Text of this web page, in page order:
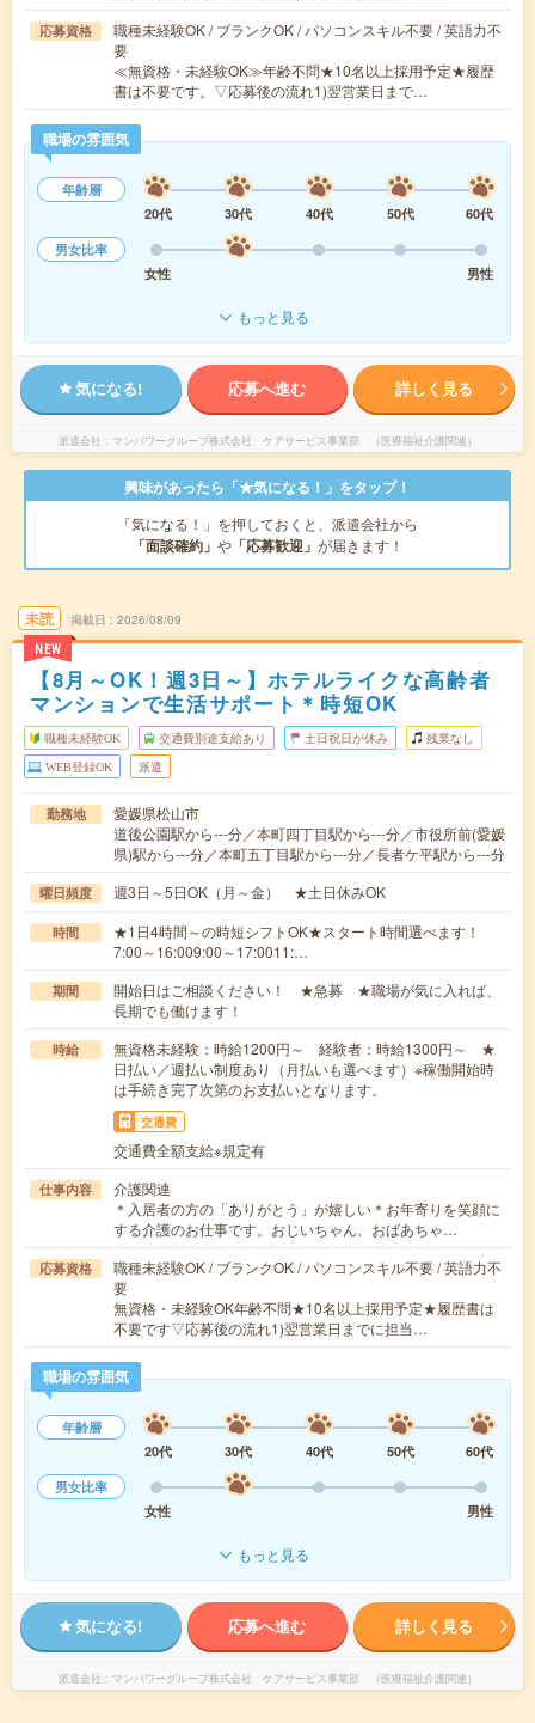
応募資格
職種未経験OK / ブランクOK / パソコンスキル不要 / 英語力不
要
≪無資格・未経験OK≫年齢不問★10名以上採用予定★履歴
書は不要です。▽応募後の流れ1)翌営業日まで…
職場の雰囲気
年齢層
20代
30代 40代 50代
60代
男女比率
女性
男性
もっと見る
気になる! 応募へ進む 詳しく見る
派遣会社 マンパワーグループ株式会社 ケアサービス事業部 （医療福祉介護関連）
興味があったら「★気になる！」をタップ！
「気になる！」を押しておくと、派遣会社から
「面談確約」 や 「応募歓迎」 が届きます！
未読
NEW
掲載日 2026/08/09
【8月～OK！週3日～】ホテルライクな高齢者
マンションで生活サポート＊時短OK
職種未経験OK 交通費別途支給あり 土日祝日が休み 残業なし
WEB登録OK 派遣
勤務地
愛媛県松山市
道後公園駅から---分／本町四丁目駅から---分／市役所前(愛媛
県)駅から---分／本町五丁目駅から---分／長者ケ平駅から---分
曜日頻度 週3日～5日OK（月～金） ★土日休みOK
時間
★1日4時間～の時短シフトOK★スタート時間選べます！
7:00～16:009:00～17:0011:…
期間
開始日はご相談ください！ ★急募 ★職場が気に入れば、
長期でも働けます！
時給
無資格未経験：時給1200円～ 経験者：時給1300円～ ★
日払い／週払い制度あり（月払いも選べます）※稼働開始時
は手続き完了次第のお支払いとなります。
交通費
交通費全額支給※規定有
仕事内容
介護関連
＊入居者の方の「ありがとう」が嬉しい＊お年寄りを笑顔に
する介護のお仕事です。おじいちゃん、おばあちゃ…
応募資格
職種未経験OK / ブランクOK / パソコンスキル不要 / 英語力不
要
無資格・未経験OK年齢不問★10名以上採用予定★履歴書は
不要です▽応募後の流れ1)翌営業日までに担当…
職場の雰囲気
年齢層
20代
30代 40代 50代
60代
男女比率
女性
男性
もっと見る
気になる! 応募へ進む 詳しく見る
派遣会社 マンパワーグループ株式会社 ケアサービス事業部 （医療福祉介護関連）